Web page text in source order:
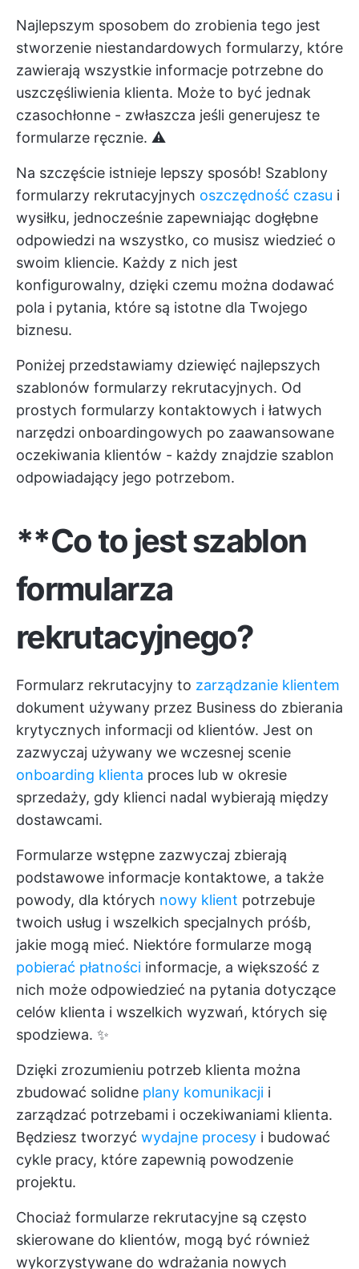
Najlepszym sposobem do zrobienia tego jest
stworzenie niestandardowych formularzy, które
zawierają wszystkie informacje potrzebne do
uszczęśliwienia klienta. Może to być jednak
czasochłonne - zwłaszcza jeśli generujesz te
formularze ręcznie. ⚠️
Na szczęście istnieje lepszy sposób! Szablony
formularzy rekrutacyjnych oszczędność czasu i
wysiłku, jednocześnie zapewniając dogłębne
odpowiedzi na wszystko, co musisz wiedzieć o
swoim kliencie. Każdy z nich jest
konfigurowalny, dzięki czemu można dodawać
pola i pytania, które są istotne dla Twojego
biznesu.
Poniżej przedstawiamy dziewięć najlepszych
szablonów formularzy rekrutacyjnych. Od
prostych formularzy kontaktowych i łatwych
narzędzi onboardingowych po zaawansowane
oczekiwania klientów - każdy znajdzie szablon
odpowiadający jego potrzebom.
**Co to jest szablon
formularza
rekrutacyjnego?
Formularz rekrutacyjny to zarządzanie klientem
dokument używany przez Business do zbierania
krytycznych informacji od klientów. Jest on
zazwyczaj używany we wczesnej scenie
onboarding klienta proces lub w okresie
sprzedaży, gdy klienci nadal wybierają między
dostawcami.
Formularze wstępne zazwyczaj zbierają
podstawowe informacje kontaktowe, a także
powody, dla których nowy klient potrzebuje
twoich usług i wszelkich specjalnych próśb,
jakie mogą mieć. Niektóre formularze mogą
pobierać płatności informacje, a większość z
nich może odpowiedzieć na pytania dotyczące
celów klienta i wszelkich wyzwań, których się
spodziewa. ✨
Dzięki zrozumieniu potrzeb klienta można
zbudować solidne plany komunikacji i
zarządzać potrzebami i oczekiwaniami klienta.
Będziesz tworzyć wydajne procesy i budować
cykle pracy, które zapewnią powodzenie
projektu.
Chociaż formularze rekrutacyjne są często
skierowane do klientów, mogą być również
wykorzystywane do wdrażania nowych